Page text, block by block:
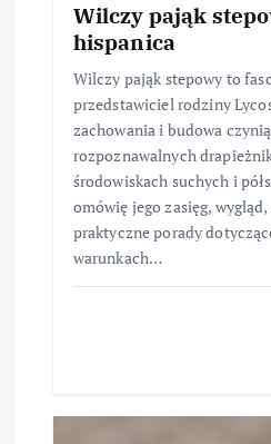
Wilczy pająk
hispanica
Wilczy pająk stepowy to
przedstawiciel rodziny
zachowania i budowa
rozpoznawalnych
środowiskach suchych i
omówię jego zasięg,
praktyczne porady
warunkach…